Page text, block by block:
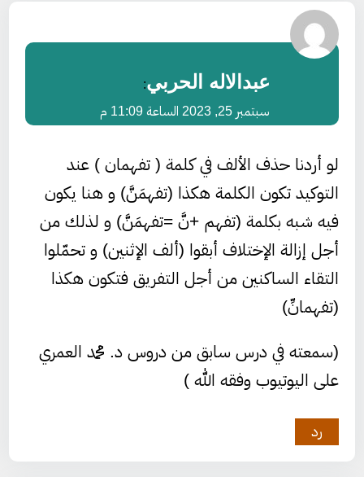
عبدالاله الحربي:
سبتمبر 25, 2023 الساعة 11:09 م
لو أردنا حذف الألف في كلمة ( تفهمان ) عند
التوكيد تكون الكلمة هكذا (تفهمَنَّ) و هنا يكون
فيه شبه بكلمة (تفهم +نَّ =تفهمَنَّ) و لذلك من
أجل إزالة الإختلاف أبقوا (ألف الإثنين) و تحمّلوا
التقاء الساكنين من أجل التفريق فتكون هكذا
(تفهمانِّ)
(سمعته في درس سابق من دروس د. محمد العمري
على اليوتيوب وفقه الله )
رد